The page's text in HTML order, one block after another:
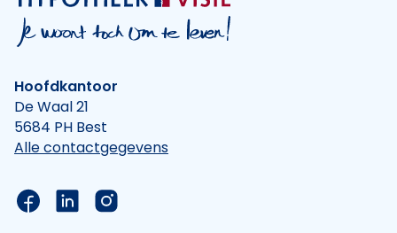
Hoofdkantoor
De Waal 21
5684 PH Best
Alle contactgegevens
Link naar de Facebook pagina van Hypotheek
Link naar de LinkedIn pagina van
Link naar de Instagram pagina van